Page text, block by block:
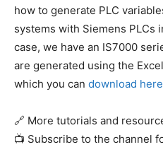
how to generate PLC
systems with Siemens PLCs
case, we have an IS7000
are generated using the
which you can download here
🔗 More tutorials and
📺 Subscribe to the channel